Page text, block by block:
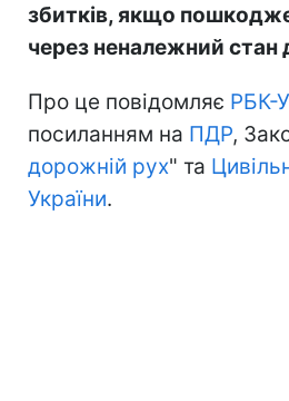
збитків, якщо
через неналежний стан
Про це повідомляє РБК-
посиланням на ПДР,
дорожній рух" та
України.